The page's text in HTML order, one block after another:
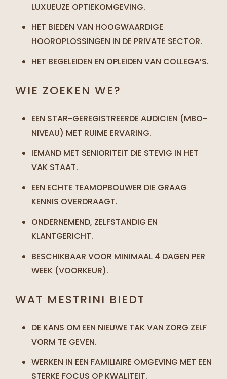
LUXUEUZE OPTIEKOMGEVING.
HET BIEDEN VAN HOOGWAARDIGE
HOOROPLOSSINGEN IN DE PRIVATE SECTOR.
HET BEGELEIDEN EN OPLEIDEN VAN COLLEGA’S.
WIE ZOEKEN WE?
EEN STAR-GEREGISTREERDE AUDICIEN (MBO-
NIVEAU) MET RUIME ERVARING.
IEMAND MET SENIORITEIT DIE STEVIG IN HET
VAK STAAT.
EEN ECHTE TEAMOPBOUWER DIE GRAAG
KENNIS OVERDRAAGT.
ONDERNEMEND, ZELFSTANDIG EN
KLANTGERICHT.
BESCHIKBAAR VOOR MINIMAAL 4 DAGEN PER
WEEK (VOORKEUR).
WAT MESTRINI BIEDT
DE KANS OM EEN NIEUWE TAK VAN ZORG ZELF
VORM TE GEVEN.
WERKEN IN EEN FAMILIAIRE OMGEVING MET EEN
STERKE FOCUS OP KWALITEIT.